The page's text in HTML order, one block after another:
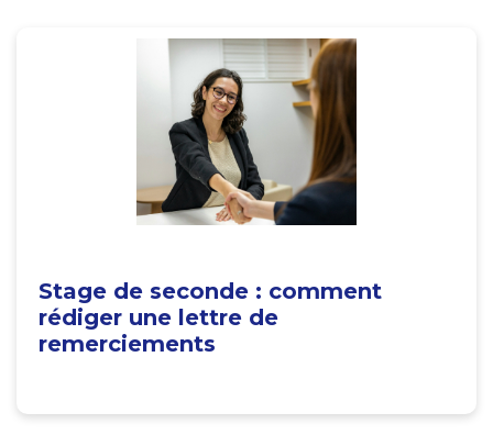
Stage de seconde : comment
rédiger une lettre de
remerciements